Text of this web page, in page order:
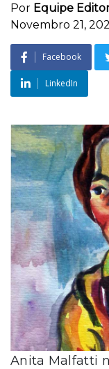
Por Equipe
Novembro 21,
Facebook
LinkedIn
Anita Malfatti